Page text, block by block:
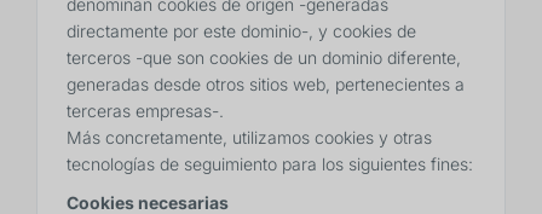
denominan cookies de origen -generadas
directamente por este dominio-, y cookies de
terceros -que son cookies de un dominio diferente,
generadas desde otros sitios web, pertenecientes a
terceras empresas-.
Más concretamente, utilizamos cookies y otras
tecnologías de seguimiento para los siguientes fines:
Cookies necesarias